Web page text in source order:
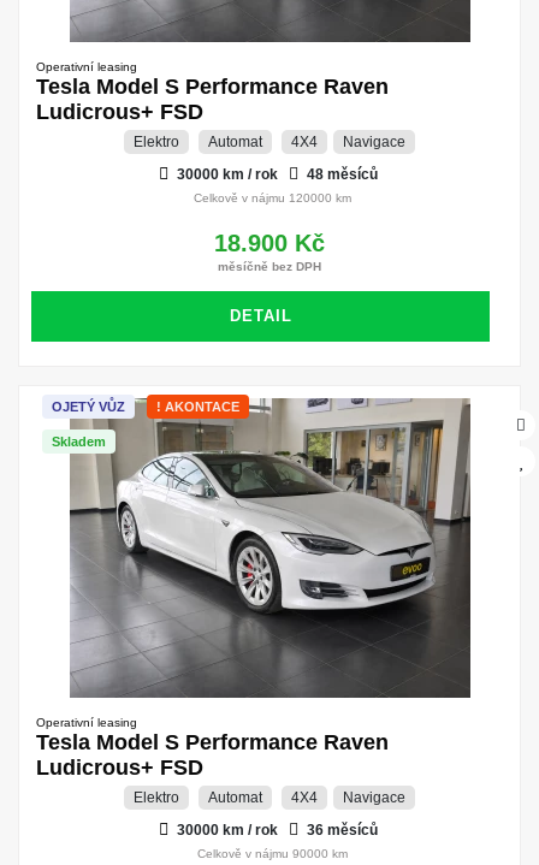
Operativní leasing
Tesla Model S Performance Raven
Ludicrous+ FSD
Elektro Automat 4X4
Navigace
30000 km / rok
48 měsíců
Celkově v nájmu 120000 km
18.900 Kč
měsíčně bez DPH
DETAIL
OJETÝ VŮZ ! AKONTACE
Skladem
Operativní leasing
Tesla Model S Performance Raven
Ludicrous+ FSD
Elektro Automat 4X4
Navigace
30000 km / rok
36 měsíců
Celkově v nájmu 90000 km